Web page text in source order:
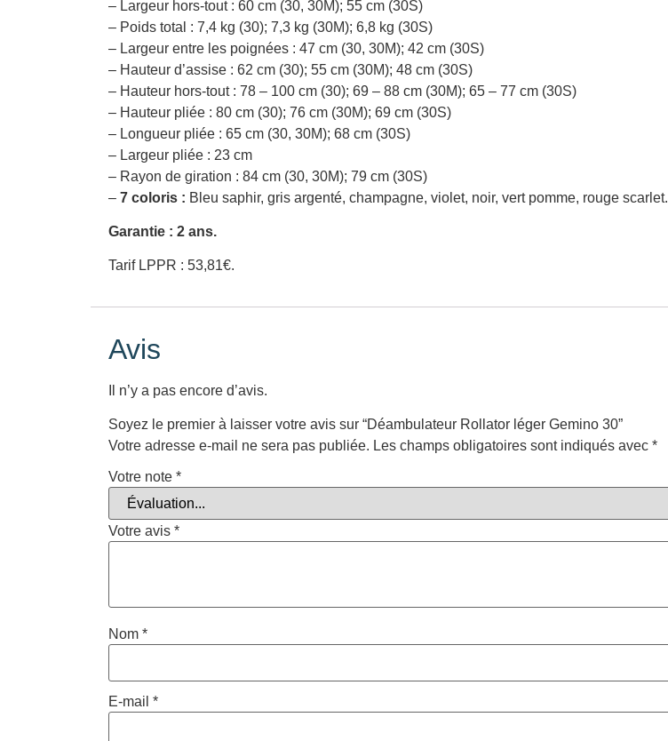
– Largeur hors-tout : 60 cm (30, 30M); 55 cm (30S)
– Poids total : 7,4 kg (30); 7,3 kg (30M); 6,8 kg (30S)
– Largeur entre les poignées : 47 cm (30, 30M); 42 cm (30S)
– Hauteur d’assise : 62 cm (30); 55 cm (30M); 48 cm (30S)
– Hauteur hors-tout : 78 – 100 cm (30); 69 – 88 cm (30M); 65 – 77 cm (30S)
– Hauteur pliée : 80 cm (30); 76 cm (30M); 69 cm (30S)
– Longueur pliée : 65 cm (30, 30M); 68 cm (30S)
– Largeur pliée : 23 cm
– Rayon de giration : 84 cm (30, 30M); 79 cm (30S)
– 7 coloris : Bleu saphir, gris argenté, champagne, violet, noir, vert pomme, rouge scarlet.
Garantie : 2 ans.
Tarif LPPR : 53,81€.
Avis
Il n’y a pas encore d’avis.
Soyez le premier à laisser votre avis sur “Déambulateur Rollator léger Gemino 30”
Votre adresse e-mail ne sera pas publiée. Les champs obligatoires sont indiqués avec *
Votre note *
Votre avis *
Nom *
E-mail *